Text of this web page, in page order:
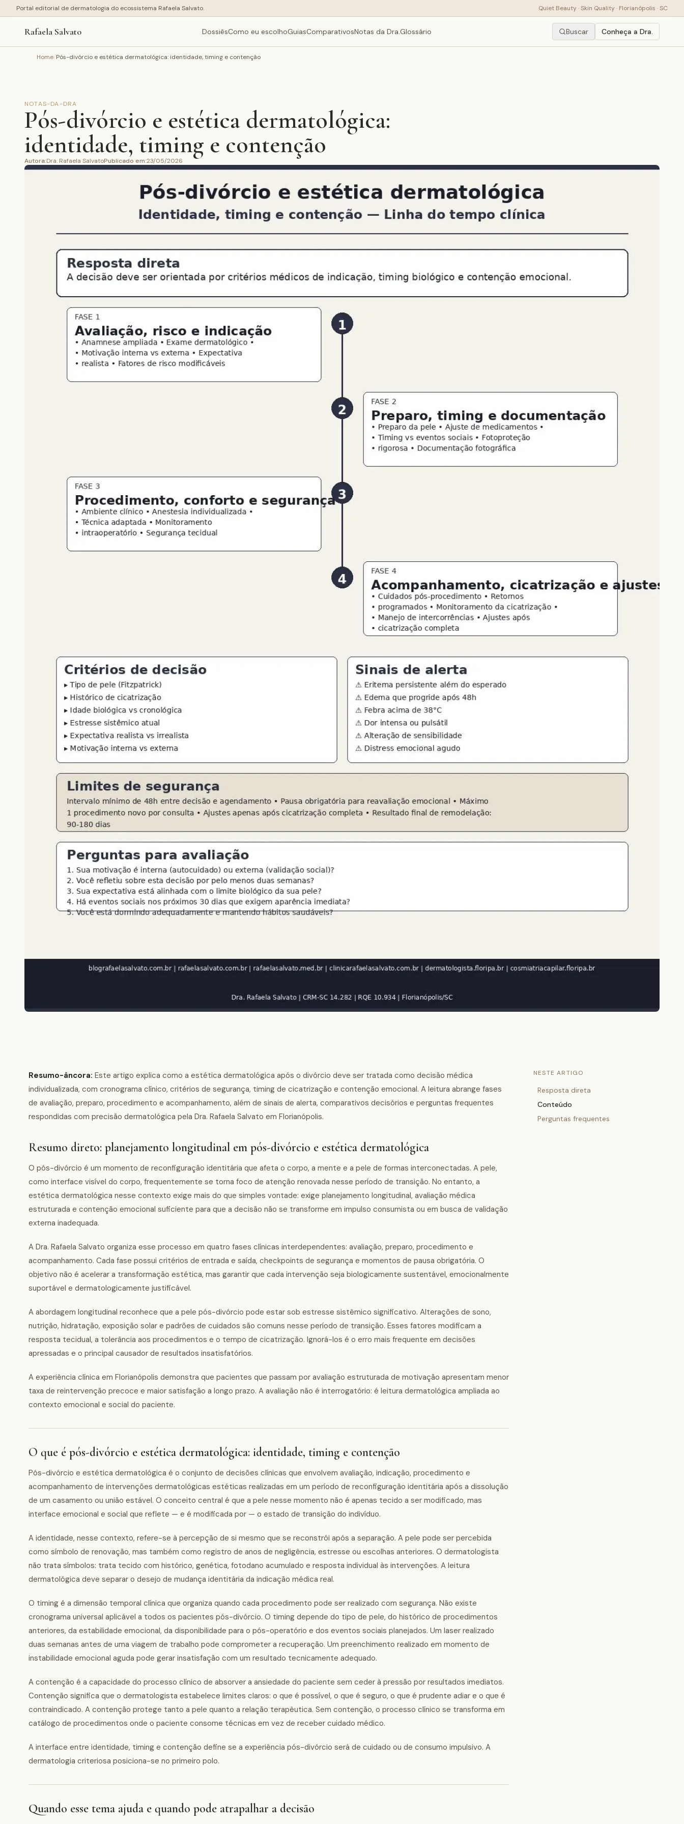
Portal editorial de dermatologia do ecossistema Rafaela Salvato. Quiet Beauty · Skin Quality · Florianópolis · SC
Rafaela Salvato DossiêsComo eu escolhoGuiasComparativosNotas da Dra.Glossário Buscar Conheça a Dra.
Home/Pós-divórcio e estética dermatológica: identidade, timing e contenção
NOTAS-DA-DRA
Pós-divórcio e estética dermatológica:
identidade, timing e contenção
Autora:Dra. Rafaela SalvatoPublicado em:23/05/2026
Resumo-âncora: Este artigo explica como a estética dermatológica após o divórcio deve ser tratada como decisão médica
individualizada, com cronograma clínico, critérios de segurança, timing de cicatrização e contenção emocional. A leitura abrange fases
de avaliação, preparo, procedimento e acompanhamento, além de sinais de alerta, comparativos decisórios e perguntas frequentes
respondidas com precisão dermatológica pela Dra. Rafaela Salvato em Florianópolis.
Resumo direto: planejamento longitudinal em pós-divórcio e estética dermatológica
O pós-divórcio é um momento de reconfiguração identitária que afeta o corpo, a mente e a pele de formas interconectadas. A pele,
como interface visível do corpo, frequentemente se torna foco de atenção renovada nesse período de transição. No entanto, a
estética dermatológica nesse contexto exige mais do que simples vontade: exige planejamento longitudinal, avaliação médica
estruturada e contenção emocional suficiente para que a decisão não se transforme em impulso consumista ou em busca de validação
externa inadequada.
A Dra. Rafaela Salvato organiza esse processo em quatro fases clínicas interdependentes: avaliação, preparo, procedimento e
acompanhamento. Cada fase possui critérios de entrada e saída, checkpoints de segurança e momentos de pausa obrigatória. O
objetivo não é acelerar a transformação estética, mas garantir que cada intervenção seja biologicamente sustentável, emocionalmente
suportável e dermatologicamente justificável.
A abordagem longitudinal reconhece que a pele pós-divórcio pode estar sob estresse sistêmico significativo. Alterações de sono,
nutrição, hidratação, exposição solar e padrões de cuidados são comuns nesse período de transição. Esses fatores modificam a
resposta tecidual, a tolerância aos procedimentos e o tempo de cicatrização. Ignorá-los é o erro mais frequente em decisões
apressadas e o principal causador de resultados insatisfatórios.
A experiência clínica em Florianópolis demonstra que pacientes que passam por avaliação estruturada de motivação apresentam menor
taxa de reintervenção precoce e maior satisfação a longo prazo. A avaliação não é interrogatório: é leitura dermatológica ampliada ao
contexto emocional e social do paciente.
O que é pós-divórcio e estética dermatológica: identidade, timing e contenção
Pós-divórcio e estética dermatológica é o conjunto de decisões clínicas que envolvem avaliação, indicação, procedimento e
acompanhamento de intervenções dermatológicas estéticas realizadas em um período de reconfiguração identitária após a dissolução
de um casamento ou união estável. O conceito central é que a pele nesse momento não é apenas tecido a ser modificado, mas
interface emocional e social que reflete — e é modificada por — o estado de transição do indivíduo.
A identidade, nesse contexto, refere-se à percepção de si mesmo que se reconstrói após a separação. A pele pode ser percebida
como símbolo de renovação, mas também como registro de anos de negligência, estresse ou escolhas anteriores. O dermatologista
não trata símbolos: trata tecido com histórico, genética, fotodano acumulado e resposta individual às intervenções. A leitura
dermatológica deve separar o desejo de mudança identitária da indicação médica real.
O timing é a dimensão temporal clínica que organiza quando cada procedimento pode ser realizado com segurança. Não existe
cronograma universal aplicável a todos os pacientes pós-divórcio. O timing depende do tipo de pele, do histórico de procedimentos
anteriores, da estabilidade emocional, da disponibilidade para o pós-operatório e dos eventos sociais planejados. Um laser realizado
duas semanas antes de uma viagem de trabalho pode comprometer a recuperação. Um preenchimento realizado em momento de
instabilidade emocional aguda pode gerar insatisfação com um resultado tecnicamente adequado.
A contenção é a capacidade do processo clínico de absorver a ansiedade do paciente sem ceder à pressão por resultados imediatos.
Contenção significa que o dermatologista estabelece limites claros: o que é possível, o que é seguro, o que é prudente adiar e o que é
contraindicado. A contenção protege tanto a pele quanto a relação terapêutica. Sem contenção, o processo clínico se transforma em
catálogo de procedimentos onde o paciente consome técnicas em vez de receber cuidado médico.
A interface entre identidade, timing e contenção define se a experiência pós-divórcio será de cuidado ou de consumo impulsivo. A
dermatologia criteriosa posiciona-se no primeiro polo.
Quando esse tema ajuda e quando pode atrapalhar a decisão
NESTE ARTIGO
Resposta direta
Conteúdo
Perguntas frequentes